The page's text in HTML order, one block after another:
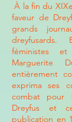
À la fin du
faveur de
grands
féministes
Marguerite
entièrement
exprima ses
combat pour
Dreyfus et
publication en